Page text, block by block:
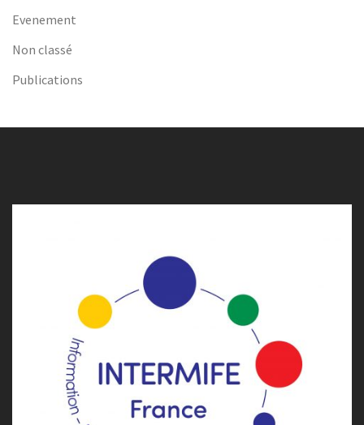
Evenement
Non classé
Publications